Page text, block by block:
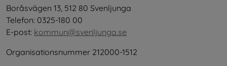
Boråsvägen 13, 512 80 Svenljunga
Telefon: 0325-180 00
E-post: kommun@svenljunga.se
Organisationsnummer 212000-1512